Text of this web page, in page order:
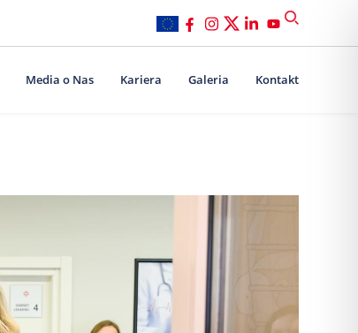
Media o Nas Kariera Galeria Kontakt